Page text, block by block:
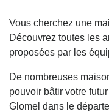
Vous cherchez une
Découvrez toutes les
proposées par les
De nombreuses
pouvoir bâtir votre
Glomel dans le